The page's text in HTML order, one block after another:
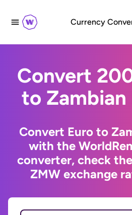
Currency
Convert
to Zambian
Convert Euro to
with the
converter, check
ZMW exchange